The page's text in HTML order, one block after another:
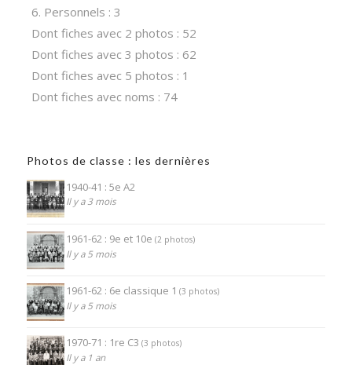
6. Personnels : 3
Dont fiches avec 2 photos : 52
Dont fiches avec 3 photos : 62
Dont fiches avec 5 photos : 1
Dont fiches avec noms : 74
Photos de classe : les dernières
1940-41 : 5e A2
Il y a 3 mois
1961-62 : 9e et 10e (2 photos)
Il y a 5 mois
1961-62 : 6e classique 1 (3 photos)
Il y a 5 mois
1970-71 : 1re C3 (3 photos)
Il y a 1 an